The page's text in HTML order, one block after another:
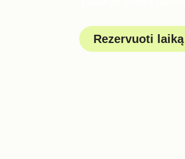
Rezervuoti laiką